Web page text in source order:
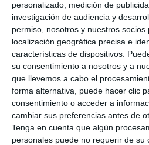
personalizado, medición de
investigación de audiencia y
permiso, nosotros y nuestros
localización geográfica precisa e
características de dispositivos.
su consentimiento a nosotros y a
que llevemos a cabo el
forma alternativa, puede hacer clic
consentimiento o acceder a
cambiar sus preferencias antes de
Tenga en cuenta que algún
personales puede no requerir de su